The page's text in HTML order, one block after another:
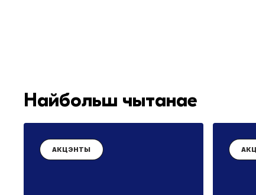
Найбольш чытанае
АКЦЭНТЫ